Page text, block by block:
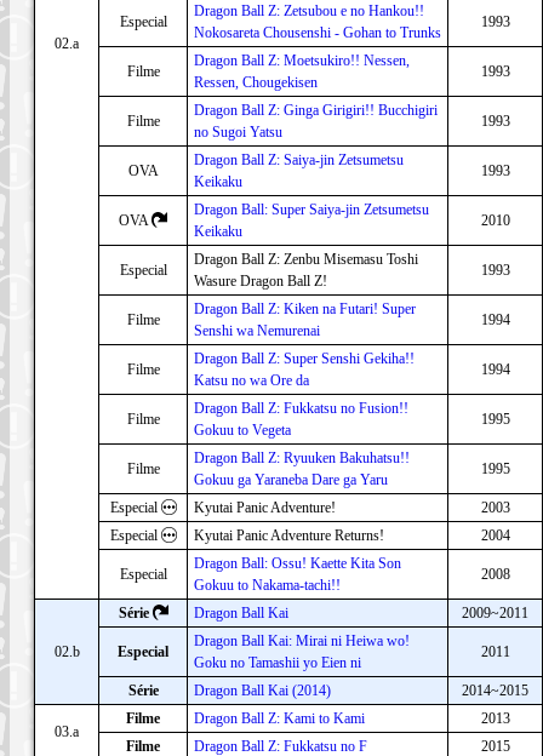
02.a
Especial
Dragon Ball Z: Zetsubou e no Hankou!!
Nokosareta Chousenshi - Gohan to Trunks
1993
Filme
Dragon Ball Z: Moetsukiro!! Nessen,
Ressen, Chougekisen
1993
Filme
Dragon Ball Z: Ginga Girigiri!! Bucchigiri
no Sugoi Yatsu
1993
OVA
Dragon Ball Z: Saiya-jin Zetsumetsu
Keikaku
1993
OVA
Dragon Ball: Super Saiya-jin Zetsumetsu
Keikaku
2010
Especial
Dragon Ball Z: Zenbu Misemasu Toshi
Wasure Dragon Ball Z!
1993
Filme
Dragon Ball Z: Kiken na Futari! Super
Senshi wa Nemurenai
1994
Filme
Dragon Ball Z: Super Senshi Gekiha!!
Katsu no wa Ore da
1994
Filme
Dragon Ball Z: Fukkatsu no Fusion!!
Gokuu to Vegeta
1995
Filme
Dragon Ball Z: Ryuuken Bakuhatsu!!
Gokuu ga Yaraneba Dare ga Yaru
1995
Especial Kyutai Panic Adventure!
2003
Especial
Kyutai Panic Adventure Returns! 2004
Especial
Dragon Ball: Ossu! Kaette Kita Son
Gokuu to Nakama-tachi!!
2008
02.b
Série Dragon Ball Kai 2009~2011
Especial
Dragon Ball Kai: Mirai ni Heiwa wo!
Goku no Tamashii yo Eien ni
2011
Série Dragon Ball Kai (2014) 2014~2015
03.a
Filme Dragon Ball Z: Kami to Kami
2013
Filme
Dragon Ball Z: Fukkatsu no F 2015